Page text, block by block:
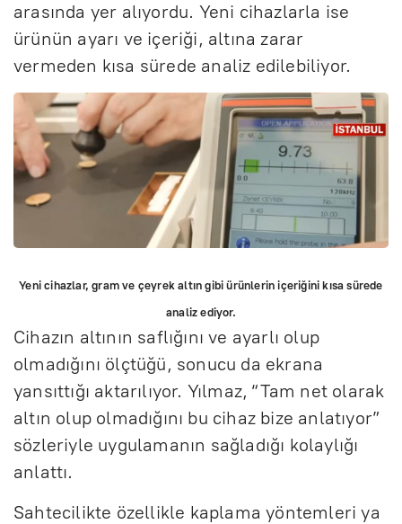
arasında yer alıyordu. Yeni cihazlarla ise
ürünün ayarı ve içeriği, altına zarar
vermeden kısa sürede analiz edilebiliyor.
Yeni cihazlar, gram ve çeyrek altın gibi ürünlerin içeriğini kısa sürede
analiz ediyor.
Cihazın altının saflığını ve ayarlı olup
olmadığını ölçtüğü, sonucu da ekrana
yansıttığı aktarılıyor. Yılmaz, “Tam net olarak
altın olup olmadığını bu cihaz bize anlatıyor”
sözleriyle uygulamanın sağladığı kolaylığı
anlattı.
Sahtecilikte özellikle kaplama yöntemleri ya